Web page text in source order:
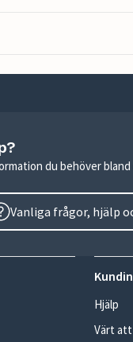
du behöver
Vanliga frågor, hjälp
Hjälp
Värt